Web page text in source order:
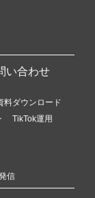
い合わせ
料ダウンロード
TikTok運用
信